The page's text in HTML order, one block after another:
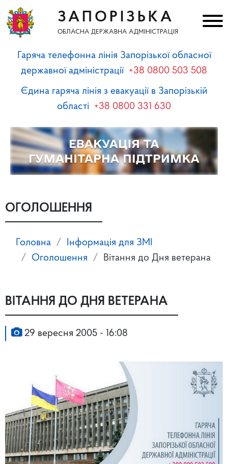
ЗАПОРІЗЬКА
ОБЛАСНА ДЕРЖАВНА АДМІНІСТРАЦІЯ
Гаряча телефонна лінія Запорізької обласної
державної адміністрації +38 0800 503 508
Єдина гаряча лінія з евакуації в Запорізькій
області +38 0800 331 630
ОГОЛОШЕННЯ
Головна
Інформація для ЗМІ
Оголошення
Вітання до Дня ветерана
ВІТАННЯ ДО ДНЯ ВЕТЕРАНА
29 вересня 2005 - 16:08